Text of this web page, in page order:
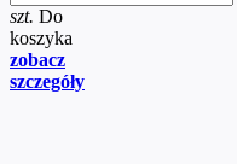
szt. Do
koszyka
zobacz
szczegóły